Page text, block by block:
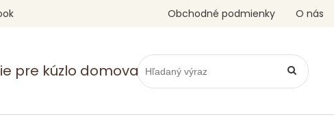
pre kúzlo domova
Obchodné podmienky O nás